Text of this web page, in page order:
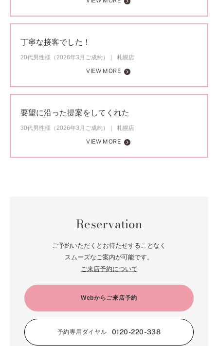
丁寧な接客でした！
20代男性様（2026年3月ご成約）
札幌店
VIEW MORE
要望に沿った提案をしてくれた
30代男性様（2026年3月ご成約）
札幌店
VIEW MORE
Reservation
ご予約いただくとお待たせすることなく
スムーズなご案内が可能です。
ご来店予約について
Webからご来店予約
予約専用ダイヤル 0120-220-338